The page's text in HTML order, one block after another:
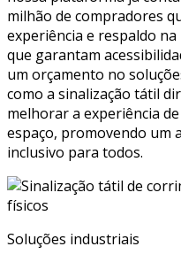
milhão de compradores
experiência e respaldo
que garantam
um orçamento no
como a sinalização tátil
melhorar a experiência
espaço, promovendo um
inclusivo para todos.
Soluções industriais